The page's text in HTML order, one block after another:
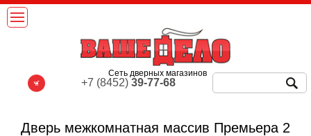
Дверь межкомнатная массив Премьера 2
Сеть дверных магазинов
+7 (8452)39-77-68